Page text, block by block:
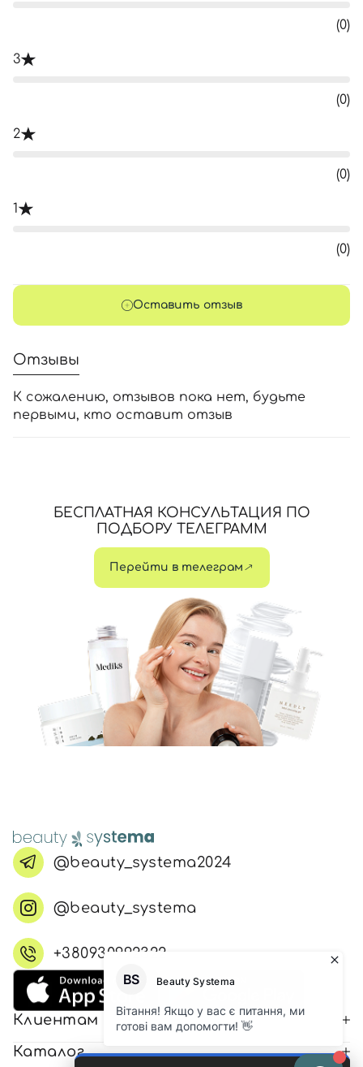
(0)
3
(0)
2
(0)
1
(0)
Оставить отзыв
Отзывы
К сожалению, отзывов пока нет, будьте
первыми, кто оставит отзыв
БЕСПЛАТНАЯ КОНСУЛЬТАЦИЯ ПО
ПОДБОРУ ТЕЛЕГРАММ
Перейти в телеграм
@beauty_systema2024
@beauty_systema
+380930992322
Клиентам
Каталог